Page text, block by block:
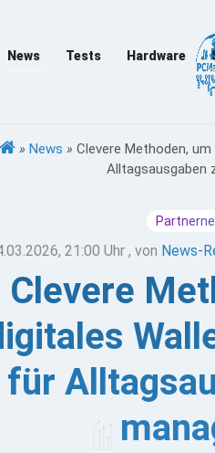
News Tests Hardware
» News » Clevere Methoden,
Alltagsausgaben
21:00 Uhr , von News-
Clevere
für